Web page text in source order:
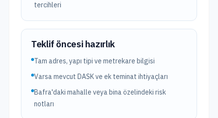
tercihleri
Teklif öncesi hazırlık
Tam adres, yapı tipi ve metrekare bilgisi
Varsa mevcut DASK ve ek teminat ihtiyaçları
Bafra'daki mahalle veya bina özelindeki risk
notları